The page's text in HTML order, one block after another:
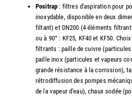
Positrap : filtres d'aspiration pour
inoxydable, disponible en deux
filtant) et DN200 (4 éléments
ou à 90° : KF25, KF40 et KF50.
filtrants : paille de cuivre
paille inox (particules et vapeurs
grande résistance à la corrosion),
rétrodiffusion des pompes
de la vapeur d'eau), chaux sodée